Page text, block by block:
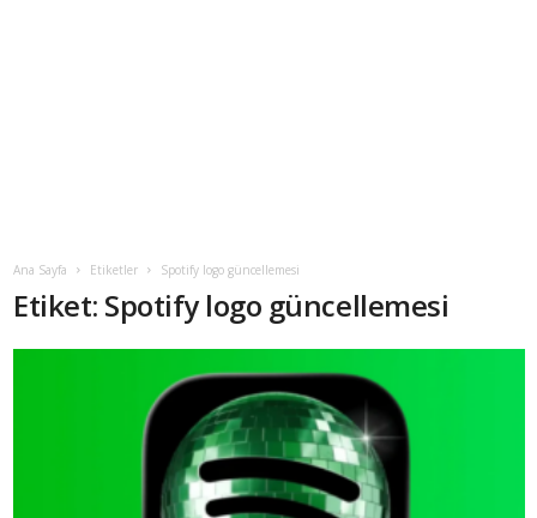
Ana Sayfa Etiketler Spotify logo güncellemesi
Etiket: Spotify logo güncellemesi